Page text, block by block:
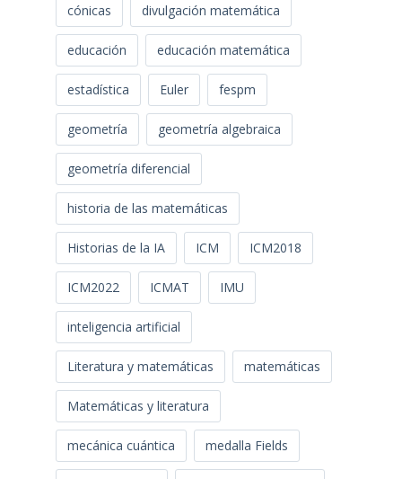
cónicas divulgación matemática
educación educación matemática
estadística Euler fespm
geometría geometría algebraica
geometría diferencial
historia de las matemáticas
Historias de la IA ICM ICM2018
ICM2022 ICMAT IMU
inteligencia artificial
Literatura y matemáticas matemáticas
Matemáticas y literatura
mecánica cuántica medalla Fields